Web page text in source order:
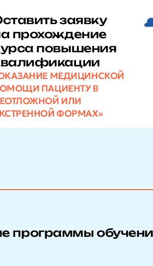
заявку
прохождение
повышения
МЕДИЦИНСКОЙ
ПАЦИЕНТУ В
ИЛИ
ФОРМАХ»
программы